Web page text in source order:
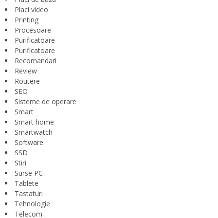
Placi video
Printing
Procesoare
Purificatoare
Purificatoare
Recomandari
Review
Routere
SEO
Sisteme de operare
Smart
Smart home
Smartwatch
Software
SSD
Stiri
Surse PC
Tablete
Tastaturi
Tehnologie
Telecom